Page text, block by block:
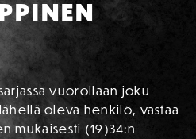
vuorollaan joku
oleva henkilö, vastaa
mukaisesti (19)34:n